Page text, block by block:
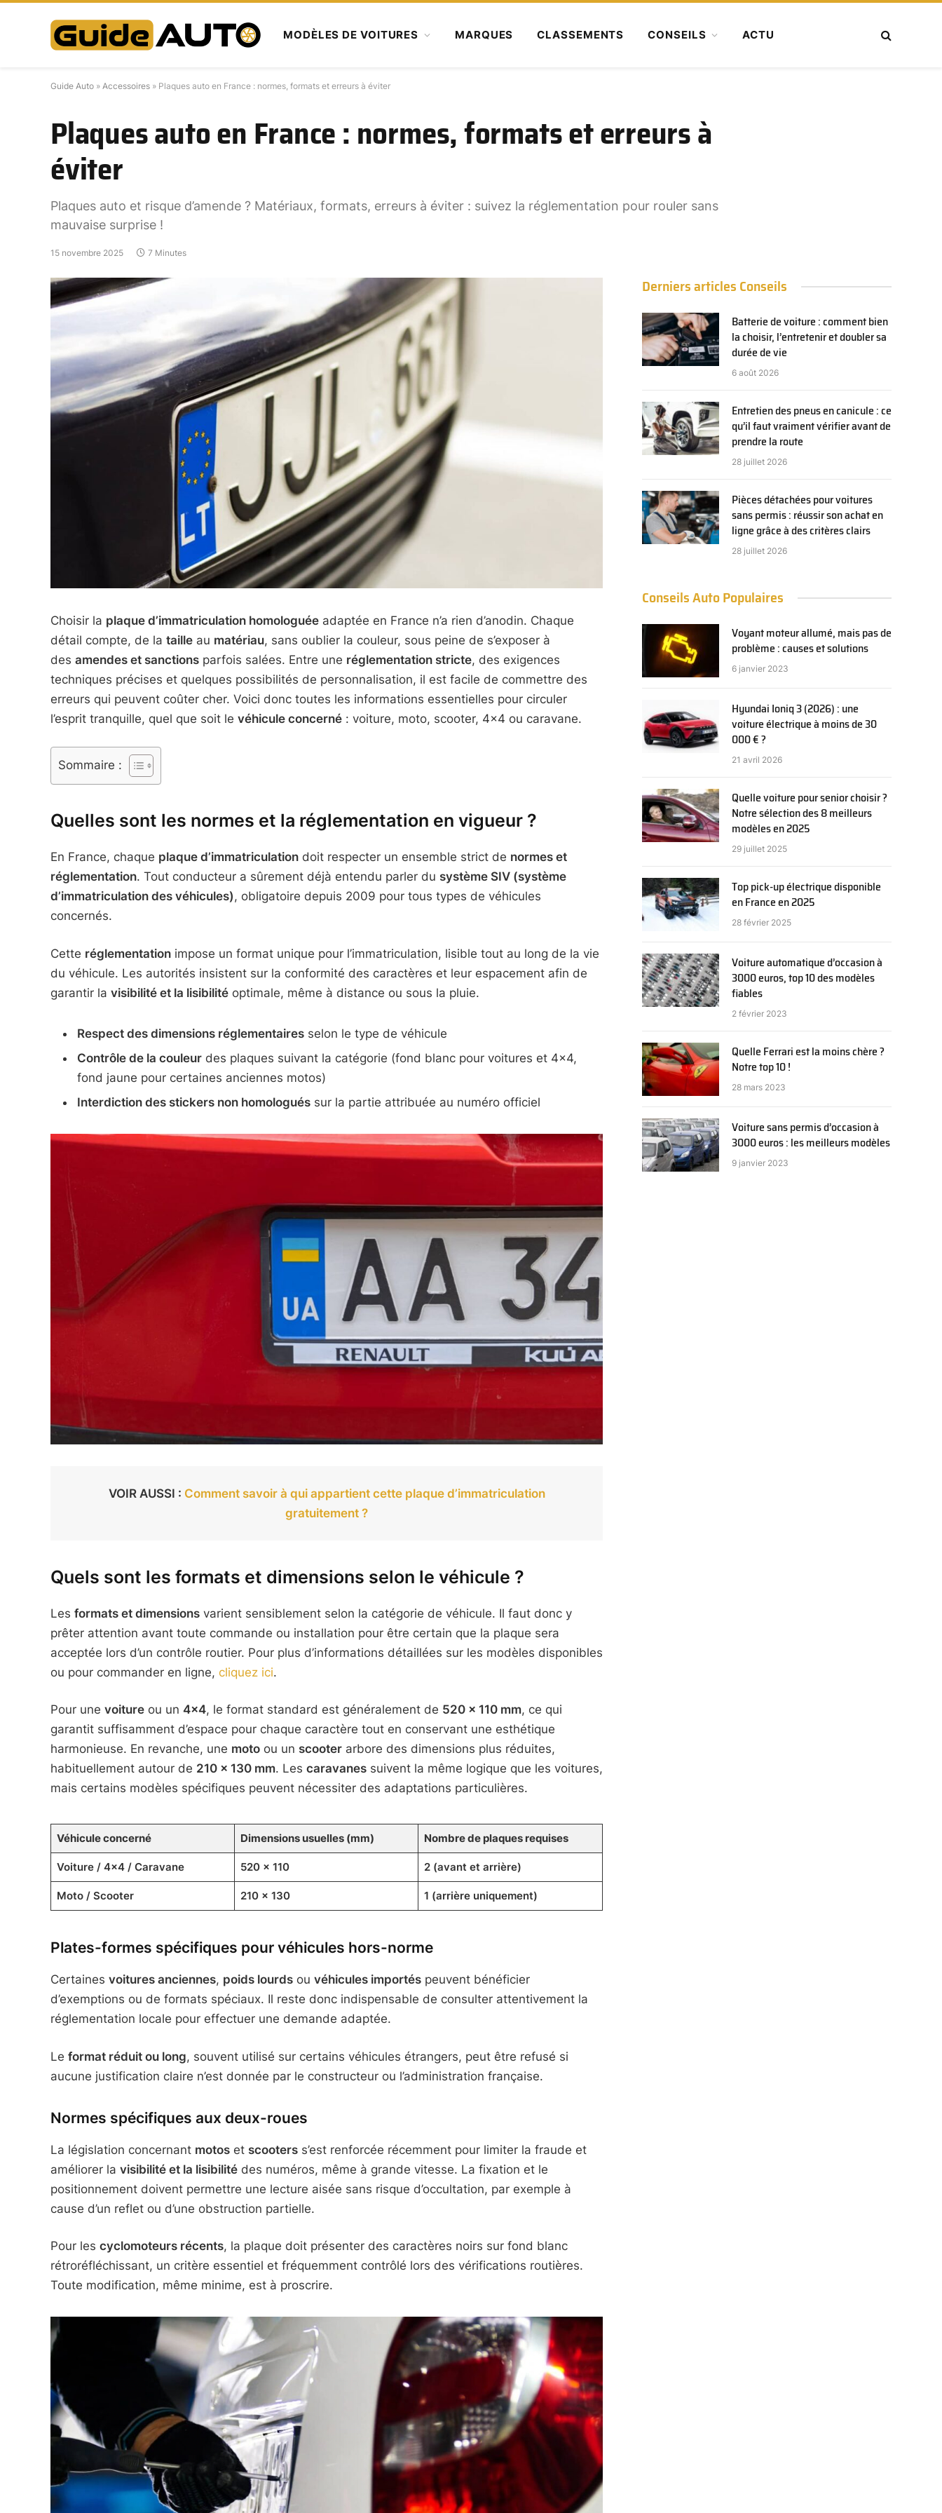
MODÈLES DE VOITURES MARQUES CLASSEMENTS CONSEILS ACTU
Guide Auto » Accessoires » Plaques auto en France : normes, formats et erreurs à éviter
Plaques auto en France : normes, formats et erreurs à
éviter
Plaques auto et risque d’amende ? Matériaux, formats, erreurs à éviter : suivez la réglementation pour rouler sans
mauvaise surprise !
15 novembre 2025 7 Minutes
Choisir la plaque d’immatriculation homologuée adaptée en France n’a rien d’anodin. Chaque
détail compte, de la taille au matériau, sans oublier la couleur, sous peine de s’exposer à
des amendes et sanctions parfois salées. Entre une réglementation stricte, des exigences
techniques précises et quelques possibilités de personnalisation, il est facile de commettre des
erreurs qui peuvent coûter cher. Voici donc toutes les informations essentielles pour circuler
l’esprit tranquille, quel que soit le véhicule concerné : voiture, moto, scooter, 4×4 ou caravane.
Sommaire :
Quelles sont les normes et la réglementation en vigueur ?
En France, chaque plaque d’immatriculation doit respecter un ensemble strict de normes et
réglementation. Tout conducteur a sûrement déjà entendu parler du système SIV (système
d’immatriculation des véhicules), obligatoire depuis 2009 pour tous types de véhicules
concernés.
Cette réglementation impose un format unique pour l’immatriculation, lisible tout au long de la vie
du véhicule. Les autorités insistent sur la conformité des caractères et leur espacement afin de
garantir la visibilité et la lisibilité optimale, même à distance ou sous la pluie.
Respect des dimensions réglementaires selon le type de véhicule
Contrôle de la couleur des plaques suivant la catégorie (fond blanc pour voitures et 4×4,
fond jaune pour certaines anciennes motos)
Interdiction des stickers non homologués sur la partie attribuée au numéro officiel
VOIR AUSSI : Comment savoir à qui appartient cette plaque d’immatriculation
gratuitement ?
Quels sont les formats et dimensions selon le véhicule ?
Les formats et dimensions varient sensiblement selon la catégorie de véhicule. Il faut donc y
prêter attention avant toute commande ou installation pour être certain que la plaque sera
acceptée lors d’un contrôle routier. Pour plus d’informations détaillées sur les modèles disponibles
ou pour commander en ligne, cliquez ici.
Pour une voiture ou un 4×4, le format standard est généralement de 520 x 110 mm, ce qui
garantit suffisamment d’espace pour chaque caractère tout en conservant une esthétique
harmonieuse. En revanche, une moto ou un scooter arbore des dimensions plus réduites,
habituellement autour de 210 x 130 mm. Les caravanes suivent la même logique que les voitures,
mais certains modèles spécifiques peuvent nécessiter des adaptations particulières.
Véhicule concerné Dimensions usuelles (mm) Nombre de plaques requises
Voiture / 4×4 / Caravane 520 x 110 2 (avant et arrière)
Moto / Scooter 210 x 130 1 (arrière uniquement)
Plates-formes spécifiques pour véhicules hors-norme
Certaines voitures anciennes, poids lourds ou véhicules importés peuvent bénéficier
d’exemptions ou de formats spéciaux. Il reste donc indispensable de consulter attentivement la
réglementation locale pour effectuer une demande adaptée.
Le format réduit ou long, souvent utilisé sur certains véhicules étrangers, peut être refusé si
aucune justification claire n’est donnée par le constructeur ou l’administration française.
Normes spécifiques aux deux-roues
La législation concernant motos et scooters s’est renforcée récemment pour limiter la fraude et
améliorer la visibilité et la lisibilité des numéros, même à grande vitesse. La fixation et le
positionnement doivent permettre une lecture aisée sans risque d’occultation, par exemple à
cause d’un reflet ou d’une obstruction partielle.
Pour les cyclomoteurs récents, la plaque doit présenter des caractères noirs sur fond blanc
rétroréfléchissant, un critère essentiel et fréquemment contrôlé lors des vérifications routières.
Toute modification, même minime, est à proscrire.
Derniers articles Conseils
Batterie de voiture : comment bien
la choisir, l’entretenir et doubler sa
durée de vie
6 août 2026
Entretien des pneus en canicule : ce
qu’il faut vraiment vérifier avant de
prendre la route
28 juillet 2026
Pièces détachées pour voitures
sans permis : réussir son achat en
ligne grâce à des critères clairs
28 juillet 2026
Conseils Auto Populaires
Voyant moteur allumé, mais pas de
problème : causes et solutions
6 janvier 2023
Hyundai Ioniq 3 (2026) : une
voiture électrique à moins de 30
000 € ?
21 avril 2026
Quelle voiture pour senior choisir ?
Notre sélection des 8 meilleurs
modèles en 2025
29 juillet 2025
Top pick-up électrique disponible
en France en 2025
28 février 2025
Voiture automatique d’occasion à
3000 euros, top 10 des modèles
fiables
2 février 2023
Quelle Ferrari est la moins chère ?
Notre top 10 !
28 mars 2023
Voiture sans permis d’occasion à
3000 euros : les meilleurs modèles
9 janvier 2023